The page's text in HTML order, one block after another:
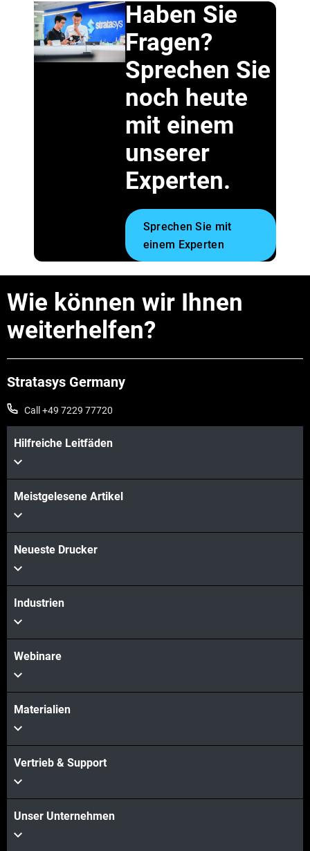
Haben Sie
Fragen?
Sprechen Sie
noch heute
mit einem
unserer
Experten.
Sprechen Sie mit
einem Experten
Wie können wir Ihnen
weiterhelfen?
Stratasys Germany
Call +49 7229 77720
Hilfreiche Leitfäden
Meistgelesene Artikel
Neueste Drucker
Industrien
Webinare
Materialien
Vertrieb & Support
Unser Unternehmen